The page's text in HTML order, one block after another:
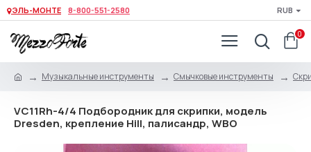
ЭЛЬ-МОНТЕ 8-800-551-2580 RUB
0
Музыкальные инструменты Смычковые инструменты
VC11Rh-4/4 Подбородник для скрипки, модель
Dresden, крепление Hill, палисандр, WBO